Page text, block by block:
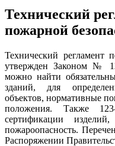
Технический
пожарной
Технический регламент
утвержден Законом №
можно найти
зданий, для
объектов, нормативные
положения. Также
сертификации
пожароопасность.
Распоряжении